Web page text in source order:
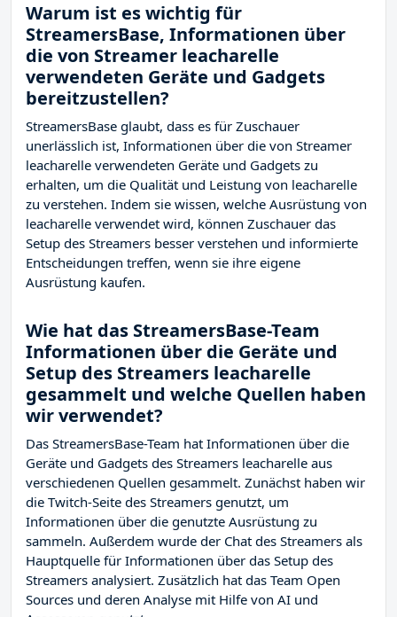
Warum ist es wichtig für
StreamersBase, Informationen über
die von Streamer leacharelle
verwendeten Geräte und Gadgets
bereitzustellen?
StreamersBase glaubt, dass es für Zuschauer
unerlässlich ist, Informationen über die von Streamer
leacharelle verwendeten Geräte und Gadgets zu
erhalten, um die Qualität und Leistung von leacharelle
zu verstehen. Indem sie wissen, welche Ausrüstung von
leacharelle verwendet wird, können Zuschauer das
Setup des Streamers besser verstehen und informierte
Entscheidungen treffen, wenn sie ihre eigene
Ausrüstung kaufen.
Wie hat das StreamersBase-Team
Informationen über die Geräte und
Setup des Streamers leacharelle
gesammelt und welche Quellen haben
wir verwendet?
Das StreamersBase-Team hat Informationen über die
Geräte und Gadgets des Streamers leacharelle aus
verschiedenen Quellen gesammelt. Zunächst haben wir
die Twitch-Seite des Streamers genutzt, um
Informationen über die genutzte Ausrüstung zu
sammeln. Außerdem wurde der Chat des Streamers als
Hauptquelle für Informationen über das Setup des
Streamers analysiert. Zusätzlich hat das Team Open
Sources und deren Analyse mit Hilfe von AI und